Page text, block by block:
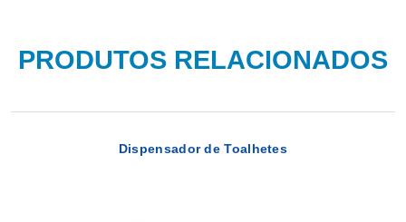
PRODUTOS RELACIONADOS
Dispensador de Toalhetes